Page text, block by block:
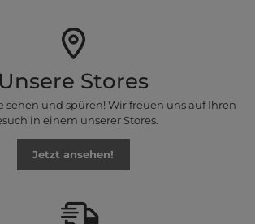
Unsere Stores
sehen und spüren! Wir freuen uns auf Ihren
in einem unserer Stores.
Jetzt ansehen!